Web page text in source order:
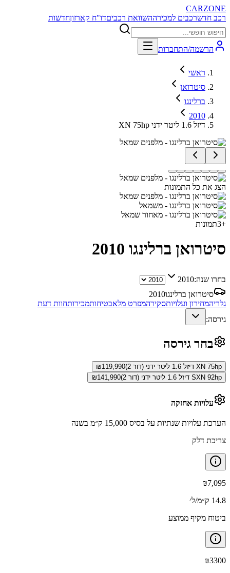
CARZONE
רכב חדשרכבים למכירההשוואת רכביםדו"ח קארזוןחדשות
הרשמה/התחברות
ראשי
סיטרואן
ברלינגו
2010
XN 75hp דיזל 1.6 ליטר ידני
הצג את כל התמונות
+
3תמונות
סיטרואן ברלינגו 2010
בחרו שנה:2010
סיטרואן ברלינגו2010
גלריהמחירון ועלויותסקירהמפרט מלאבטיחותמכירותחוות דעת
גירסה:
בחר גירסה
XN 75hp דיזל 1.6 ליטר ידני (דור 2) ₪119,990
SXN 92hp דיזל 1.6 ליטר ידני (דור 2)
₪141,990
עלויות אחזקה
הערכת עלויות שנתיות על בסיס 15,000 ק״מ בשנה
צריכת דלק
₪7,095
14.8 ק״מ/ל׳
ביטוח מקיף ממוצע
₪3300